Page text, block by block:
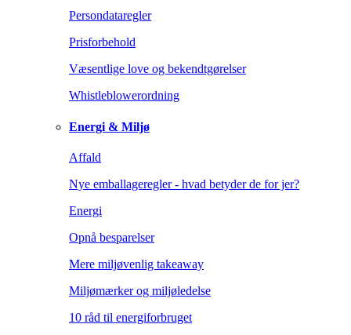
Persondataregler
Prisforbehold
Væsentlige love og bekendtgørelser
Whistleblowerordning
Energi & Miljø
Affald
Nye emballageregler - hvad betyder de for jer?
Energi
Opnå besparelser
Mere miljøvenlig takeaway
Miljømærker og miljøledelse
10 råd til energiforbruget